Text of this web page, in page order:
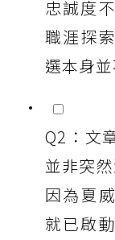
忠誠度
職涯探
選本身
Q2：文
並非突然
因為夏
就已啟